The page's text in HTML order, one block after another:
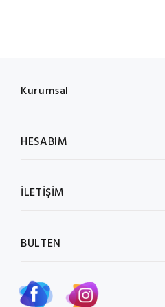
Kurumsal
HESABIM
İLETİŞİM
BÜLTEN